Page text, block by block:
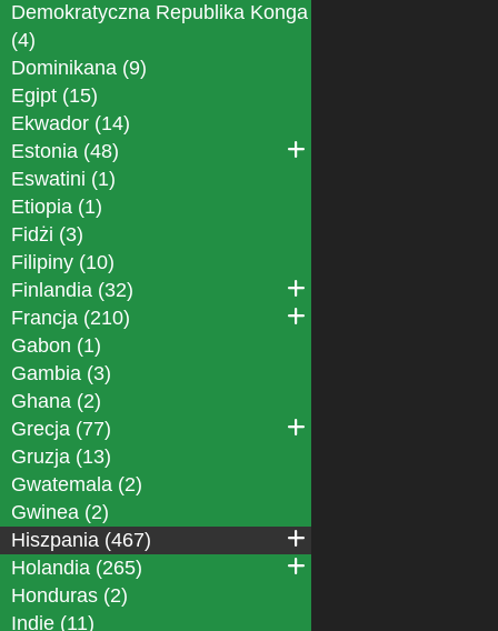
Demokratyczna Republika Konga
(4)
Dominikana (9)
Egipt (15)
Ekwador (14)
Estonia (48)
Eswatini (1)
Etiopia (1)
Fidżi (3)
Filipiny (10)
Finlandia (32)
Francja (210)
Gabon (1)
Gambia (3)
Ghana (2)
Grecja (77)
Gruzja (13)
Gwatemala (2)
Gwinea (2)
Hiszpania (467)
Holandia (265)
Honduras (2)
Indie (11)